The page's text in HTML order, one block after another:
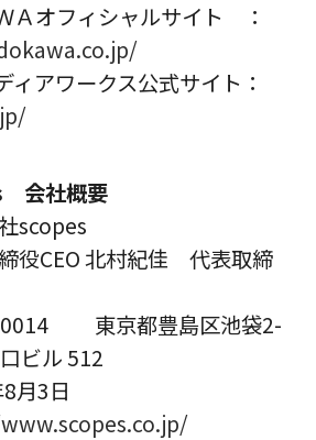
Ａオフィシャルサイト ：
アワークス公式サイト：
会社概要
scopes
役CEO 北村紀佳 代表取締
0014 東京都豊島区池袋2-
ビル 512
月3日